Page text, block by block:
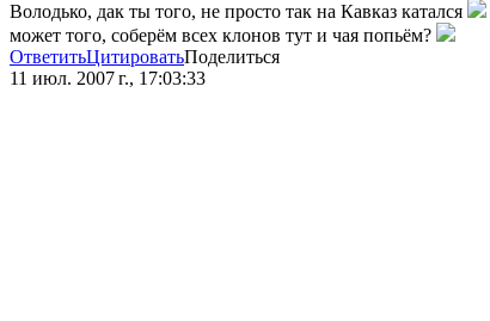
Володько, дак ты того, не просто так на Кавказ катался
может того, соберём всех клонов тут и чая попьём?
ОтветитьЦитироватьПоделиться
11 июл. 2007 г., 17:03:33